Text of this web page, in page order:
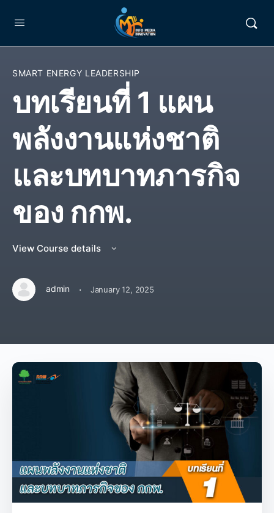
SMART ENERGY LEADERSHIP
บทเรียนที่ 1 แผน
พลังงานแห่งชาติ
และบทบาทภารกิจ
ของ กกพ.
View Course details
admin · January 12, 2025